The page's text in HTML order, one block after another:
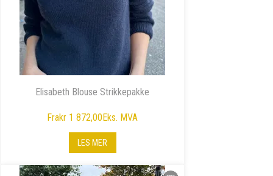
Elisabeth Blouse Strikkepakke
Frakr 1 872,00Eks. MVA
LES MER